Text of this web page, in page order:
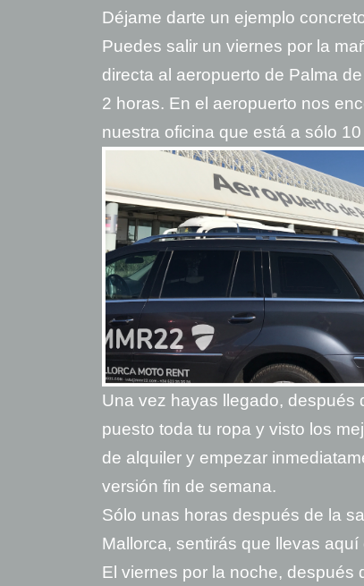
Déjame darte un ejemplo
Puedes salir un viernes por la
directa al aeropuerto de Palma
2 horas. En el aeropuerto nos
nuestra oficina que está a sólo
Una vez hayas llegado, después
puesto toda tu ropa y visto los
de alquiler y empezar
versión fin de semana.
Sólo unas horas después de la
Mallorca, sentirás que llevas
El viernes por la noche, después